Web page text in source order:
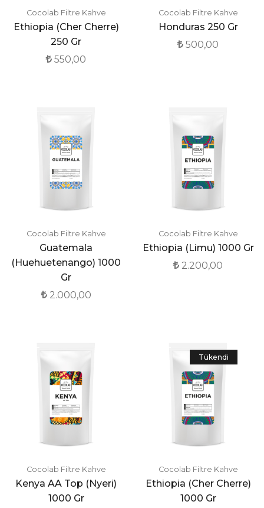
Cocolab Filtre Kahve
Ethiopia (Cher Cherre)
250 Gr
550,00
Cocolab Filtre Kahve
Honduras 250 Gr
500,00
Cocolab Filtre Kahve
Guatemala
(Huehuetenango) 1000
Gr
2.000,00
Cocolab Filtre Kahve
Ethiopia (Limu) 1000 Gr
2.200,00
Cocolab Filtre Kahve
Kenya AA Top (Nyeri)
1000 Gr
Tükendi
Cocolab Filtre Kahve
Ethiopia (Cher Cherre)
1000 Gr